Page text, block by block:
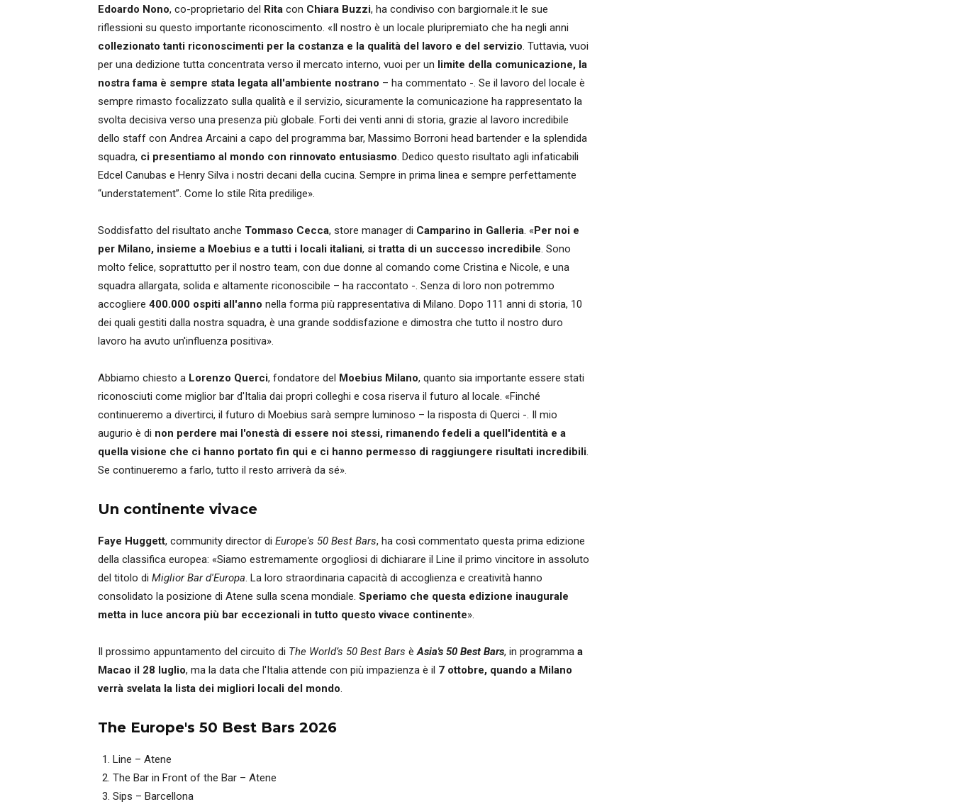
Edoardo Nono, co-proprietario del Rita con Chiara Buzzi, ha condiviso con bargiornale.it le sue
riflessioni su questo importante riconoscimento. «Il nostro è un locale pluripremiato che ha negli anni
collezionato tanti riconoscimenti per la costanza e la qualità del lavoro e del servizio. Tuttavia, vuoi
per una dedizione tutta concentrata verso il mercato interno, vuoi per un limite della comunicazione, la
nostra fama è sempre stata legata all'ambiente nostrano – ha commentato -. Se il lavoro del locale è
sempre rimasto focalizzato sulla qualità e il servizio, sicuramente la comunicazione ha rappresentato la
svolta decisiva verso una presenza più globale. Forti dei venti anni di storia, grazie al lavoro incredibile
dello staff con Andrea Arcaini a capo del programma bar, Massimo Borroni head bartender e la splendida
squadra, ci presentiamo al mondo con rinnovato entusiasmo. Dedico questo risultato agli infaticabili
Edcel Canubas e Henry Silva i nostri decani della cucina. Sempre in prima linea e sempre perfettamente
“understatement”. Come lo stile Rita predilige».
Soddisfatto del risultato anche Tommaso Cecca, store manager di Camparino in Galleria. «Per noi e
per Milano, insieme a Moebius e a tutti i locali italiani, si tratta di un successo incredibile. Sono
molto felice, soprattutto per il nostro team, con due donne al comando come Cristina e Nicole, e una
squadra allargata, solida e altamente riconoscibile – ha raccontato -. Senza di loro non potremmo
accogliere 400.000 ospiti all'anno nella forma più rappresentativa di Milano. Dopo 111 anni di storia, 10
dei quali gestiti dalla nostra squadra, è una grande soddisfazione e dimostra che tutto il nostro duro
lavoro ha avuto un'influenza positiva».
Abbiamo chiesto a Lorenzo Querci, fondatore del Moebius Milano, quanto sia importante essere stati
riconosciuti come miglior bar d'Italia dai propri colleghi e cosa riserva il futuro al locale. «Finché
continueremo a divertirci, il futuro di Moebius sarà sempre luminoso – la risposta di Querci -. Il mio
augurio è di non perdere mai l'onestà di essere noi stessi, rimanendo fedeli a quell'identità e a
quella visione che ci hanno portato fin qui e ci hanno permesso di raggiungere risultati incredibili.
Se continueremo a farlo, tutto il resto arriverà da sé».
Un continente vivace
Faye Huggett, community director di Europe's 50 Best Bars, ha così commentato questa prima edizione
della classifica europea: «Siamo estremamente orgogliosi di dichiarare il Line il primo vincitore in assoluto
del titolo di Miglior Bar d'Europa. La loro straordinaria capacità di accoglienza e creatività hanno
consolidato la posizione di Atene sulla scena mondiale. Speriamo che questa edizione inaugurale
metta in luce ancora più bar eccezionali in tutto questo vivace continente».
Il prossimo appuntamento del circuito di The World’s 50 Best Bars èAsia's 50 Best Bars, in programma a
Macao il 28 luglio, ma la data che l'Italia attende con più impazienza è il 7 ottobre, quando a Milano
verrà svelata la lista dei migliori locali del mondo.
The Europe's 50 Best Bars 2026
Line – Atene
The Bar in Front of the Bar – Atene
Sips – Barcellona